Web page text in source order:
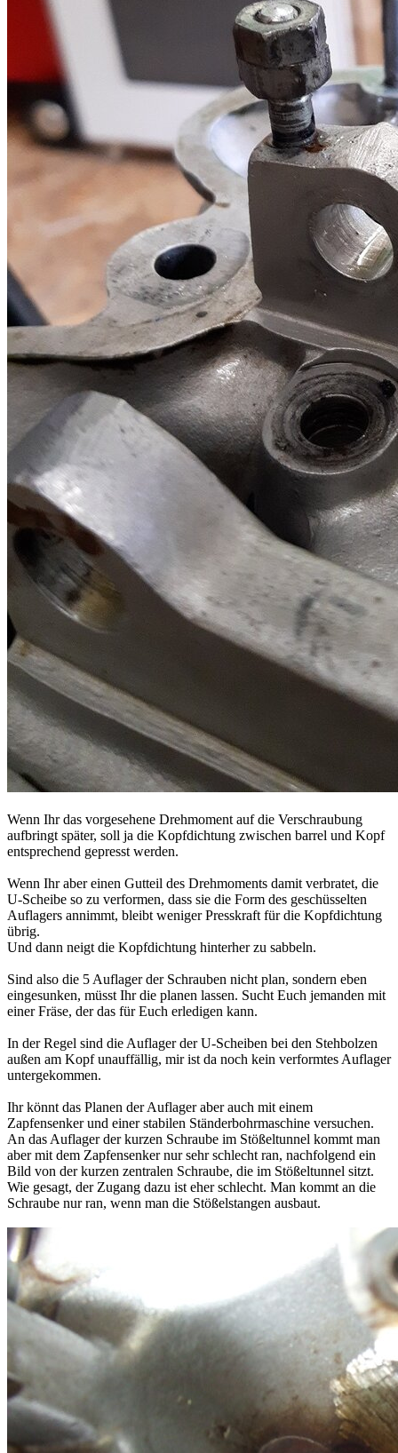
Wenn Ihr das vorgesehene Drehmoment auf die Verschraubung
aufbringt später, soll ja die Kopfdichtung zwischen barrel und Kopf
entsprechend gepresst werden.
Wenn Ihr aber einen Gutteil des Drehmoments damit verbratet, die
U-Scheibe so zu verformen, dass sie die Form des geschüsselten
Auflagers annimmt, bleibt weniger Presskraft für die Kopfdichtung
übrig.
Und dann neigt die Kopfdichtung hinterher zu sabbeln.
Sind also die 5 Auflager der Schrauben nicht plan, sondern eben
eingesunken, müsst Ihr die planen lassen. Sucht Euch jemanden mit
einer Fräse, der das für Euch erledigen kann.
In der Regel sind die Auflager der U-Scheiben bei den Stehbolzen
außen am Kopf unauffällig, mir ist da noch kein verformtes Auflager
untergekommen.
Ihr könnt das Planen der Auflager aber auch mit einem
Zapfensenker und einer stabilen Ständerbohrmaschine versuchen.
An das Auflager der kurzen Schraube im Stößeltunnel kommt man
aber mit dem Zapfensenker nur sehr schlecht ran, nachfolgend ein
Bild von der kurzen zentralen Schraube, die im Stößeltunnel sitzt.
Wie gesagt, der Zugang dazu ist eher schlecht. Man kommt an die
Schraube nur ran, wenn man die Stößelstangen ausbaut.